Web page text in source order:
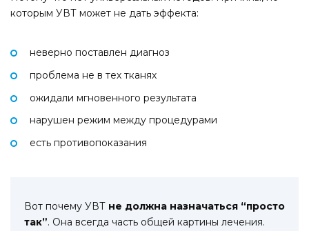
которым УВТ может не дать эффекта:
неверно поставлен диагноз
проблема не в тех тканях
ожидали мгновенного результата
нарушен режим между процедурами
есть противопоказания
Вот почему УВТ не должна назначаться “просто
так”. Она всегда часть общей картины лечения.